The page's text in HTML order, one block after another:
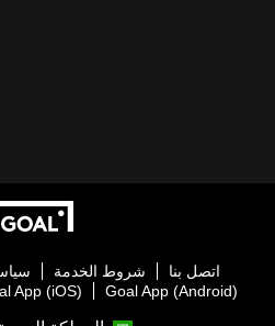
اتصل بنا شروط الخدمة
Goal App (Android)
App (iOS)